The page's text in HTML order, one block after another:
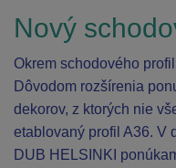
Nový
Okrem schodového
Dôvodom rozšírenia
dekorov, z ktorých nie
etablovaný profil A36. V
DUB HELSINKI